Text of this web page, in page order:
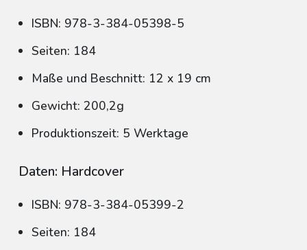
ISBN: 978-3-384-05398-5
Seiten: 184
Maße und Beschnitt: 12 x 19 cm
Gewicht: 200,2g
Produktionszeit: 5 Werktage
Daten: Hardcover
ISBN: 978-3-384-05399-2
Seiten: 184